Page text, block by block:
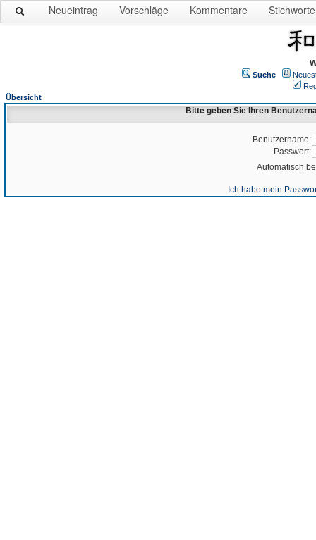
Neueintrag Vorschläge Kommentare Stichworte
Suche
Übersicht
Bitte geben Sie Ihren
Benutzername:
Passwort:
Automatisch
Ich habe mein